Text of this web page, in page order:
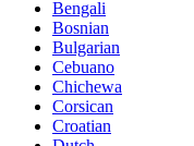
Bengali
Bosnian
Bulgarian
Cebuano
Chichewa
Corsican
Croatian